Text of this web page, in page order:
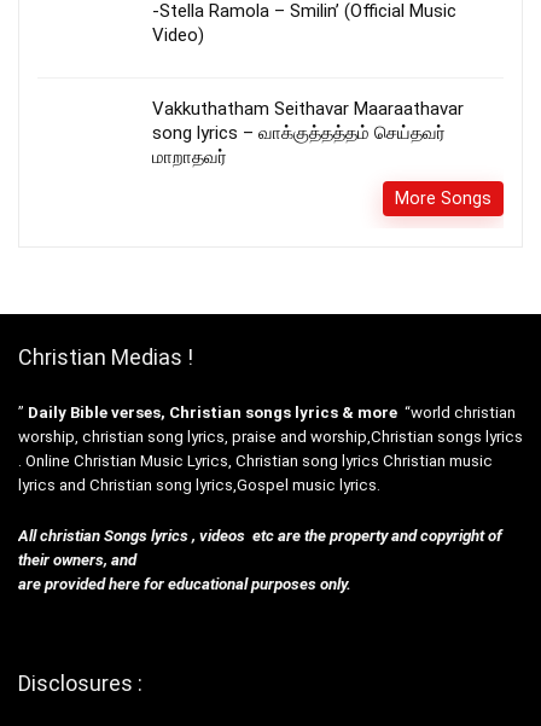
-Stella Ramola – Smilin’ (Official Music
Video)
Vakkuthatham Seithavar Maaraathavar
song lyrics – வாக்குத்தத்தம் செய்தவர்
மாறாதவர்
More Songs
Christian Medias !
” Daily Bible verses, Christian songs lyrics & more “world christian
worship, christian song lyrics, praise and worship,Christian songs lyrics
. Online Christian Music Lyrics, Christian song lyrics Christian music
lyrics and Christian song lyrics,Gospel music lyrics.
All christian Songs lyrics , videos etc are the property and copyright of
their owners, and
are provided here for educational purposes only.
Disclosures :